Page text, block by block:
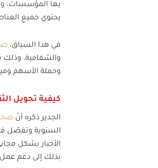
بها المؤسسات،
يحتوي جميع
في هذا السياق،
والشفافية،
وحملة الأسهم
كيفية تحويل
الجدير ذكره أنّ
السنوية وتفصّل
بذلك إلى دعم